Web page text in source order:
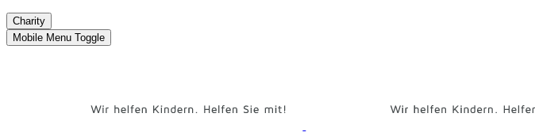
Charity
Mobile Menu Toggle